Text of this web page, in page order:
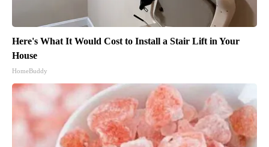
Here's What It Would Cost to Install a Stair Lift in Your
House
HomeBuddy